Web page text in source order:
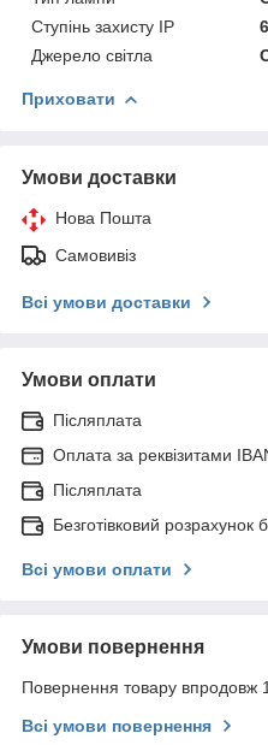
Ступінь захисту IP
Джерело світла
Приховати
Умови доставки
Нова Пошта
Самовивіз
Всі умови доставки
Умови оплати
Післяплата
Оплата за реквізитами
Післяплата
Безготівковий
Всі умови оплати
Умови повернення
Повернення товару впродовж
Всі умови повернення